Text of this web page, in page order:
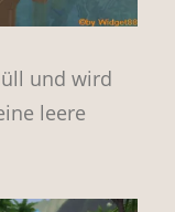
und wird
leere